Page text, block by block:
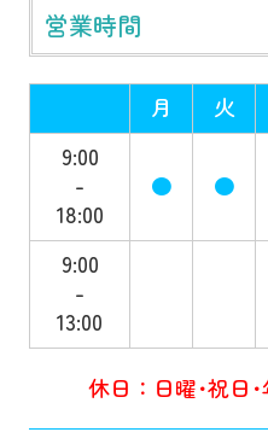
営業時間
月 火
9:00
-
18:00
● ●
9:00
-
13:00
休日：日曜･祝日